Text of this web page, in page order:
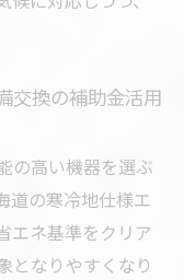
交換の補助金活用
の高い機器を選ぶ
道の寒冷地仕様エ
エネ基準をクリア
となりやすくなり